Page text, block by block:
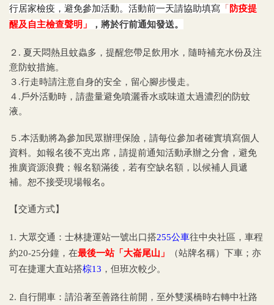
行居家檢疫，避免參加活動。活動前一天請協助填寫 「防疫提
醒及自主檢查聲明」
，將於行前通知發送。
２. 夏天悶熱且蚊蟲多，提醒您帶足飲用水，隨時補充水份及注
意防蚊措施。
３.行走時請注意自身的安全，留心腳步慢走。
４.戶外活動時，請盡量避免噴灑香水或味道太過濃烈的防蚊
液。
５.本活動將為參加民眾辦理保險，請每位參加者確實填寫個人
資料。如報名後不克出席，請提前通知活動承辦之分會，避免
推廣資源浪費；報名額滿後，若有空缺名額，以候補人員遞
補。恕不接受現場報名。
【交通方式】
1. 大眾交通：士林捷運站一號出口搭255公車往中央社區，車程
約20-25分鐘，在最後一站「大崙尾山」
（站牌名稱）下車；亦
可在捷運大直站搭棕13 ，但班次較少。
2. 自行開車：請沿著至善路往前開，至外雙溪橋時右轉中社路